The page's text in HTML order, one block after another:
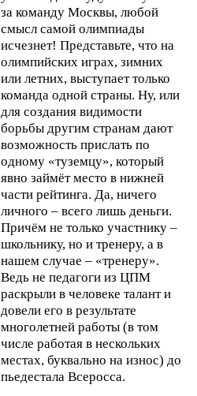
за команду Москвы, любой
смысл самой олимпиады
исчезнет! Представьте, что на
олимпийских играх, зимних
или летних, выступает только
команда одной страны. Ну, или
для создания видимости
борьбы другим странам дают
возможность прислать по
одному «туземцу», который
явно займёт место в нижней
части рейтинга. Да, ничего
личного – всего лишь деньги.
Причём не только участнику –
школьнику, но и тренеру, а в
нашем случае – «тренеру».
Ведь не педагоги из ЦПМ
раскрыли в человеке талант и
довели его в результате
многолетней работы (в том
числе работая в нескольких
местах, буквально на износ) до
пьедестала Всеросса.